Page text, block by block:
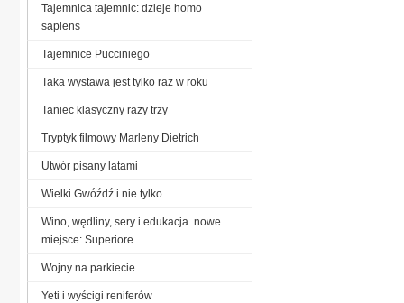
Tajemnica tajemnic: dzieje homo
sapiens
Tajemnice Pucciniego
Taka wystawa jest tylko raz w roku
Taniec klasyczny razy trzy
Tryptyk filmowy Marleny Dietrich
Utwór pisany latami
Wielki Gwóźdź i nie tylko
Wino, wędliny, sery i edukacja. nowe
miejsce: Superiore
Wojny na parkiecie
Yeti i wyścigi reniferów